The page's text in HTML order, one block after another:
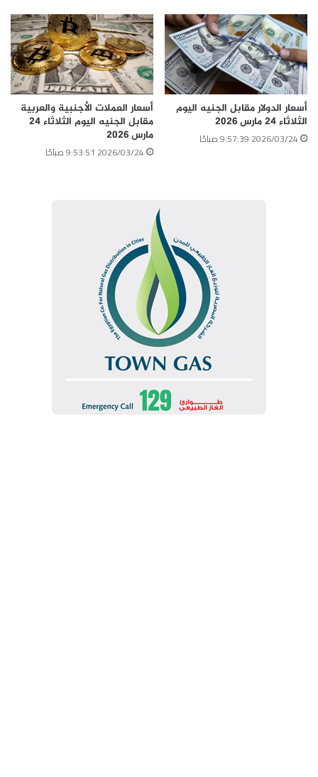
أسعار الدولار مقابل الجنيه اليوم
الثلاثاء 24 مارس 2026
2026/03/24 9:57:39 صباحًا
أسعار العملات الأجنبية والعربية
مقابل الجنيه اليوم الثلاثاء 24
مارس 2026
2026/03/24 9:53:51 صباحًا